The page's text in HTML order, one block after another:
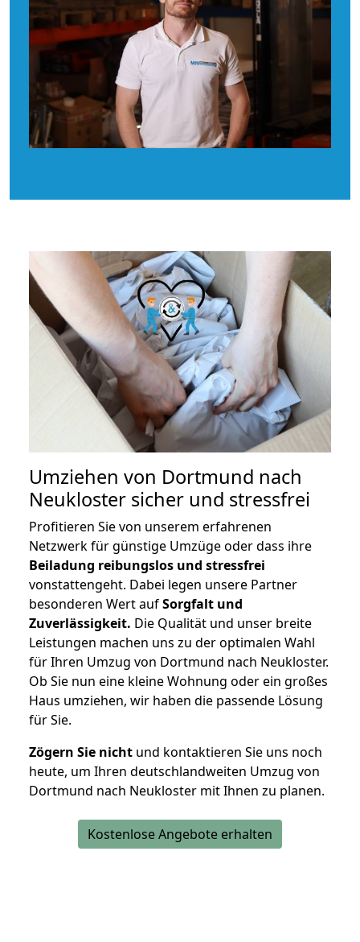
Umziehen von Dortmund nach
Neukloster sicher und stressfrei
Profitieren Sie von unserem erfahrenen
Netzwerk für günstige Umzüge oder dass ihre
Beiladung reibungslos und stressfrei
vonstattengeht. Dabei legen unsere Partner
besonderen Wert aufSorgfalt und
Zuverlässigkeit. Die Qualität und unser breite
Leistungen machen uns zu der optimalen Wahl
für Ihren Umzug von Dortmund nach Neukloster.
Ob Sie nun eine kleine Wohnung oder ein großes
Haus umziehen, wir haben die passende Lösung
für Sie.
Zögern Sie nicht und kontaktieren Sie uns noch
heute, um Ihren deutschlandweiten Umzug von
Dortmund nach Neukloster mit Ihnen zu planen.
Kostenlose Angebote erhalten